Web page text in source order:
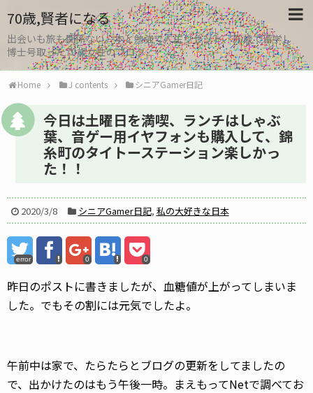
70歳,賢者になる
出会いも旅も関係ない。本と勉強で人生リセット、30歳で留学し
博士号取った70歳女性のブログ
Home J contents シニアGamer日記
今日は土曜日を満喫、ランチはしゃぶ
葉、音ゲー用イヤフォンも購入して、錦
糸町のタイトーステーション楽しかっ
た！！
2020/3/8 シニアGamer日記, 私の大好きな日本
error 0 0
昨日のポストに書きましたが、血糖値が上がってしまいま
した。でもその割には元気でしたよ。
午前中は家で、たらたらとブログの更新をしてましたの
で、出かけたのはもう午後一時。まえもってNetで調べてお